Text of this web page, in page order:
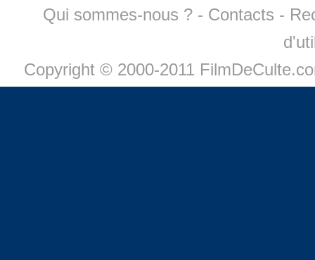
Qui sommes-nous ? - Contacts -
Copyright © 2000-2011